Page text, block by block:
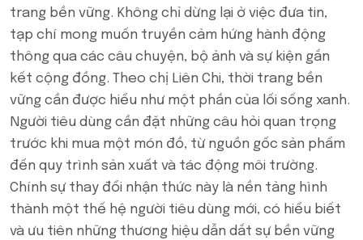
trang bền vững. Không chỉ dừng lại ở việc đưa tin,
tạp chí mong muốn truyền cảm hứng hành động
thông qua các câu chuyện, bộ ảnh và sự kiện gắn
kết cộng đồng. Theo chị Liên Chi, thời trang bền
vững cần được hiểu như một phần của lối sống xanh.
Người tiêu dùng cần đặt những câu hỏi quan trọng
trước khi mua một món đồ, từ nguồn gốc sản phẩm
đến quy trình sản xuất và tác động môi trường.
Chính sự thay đổi nhận thức này là nền tảng hình
thành một thế hệ người tiêu dùng mới, có hiểu biết
và ưu tiên những thương hiệu dẫn dắt sự bền vững